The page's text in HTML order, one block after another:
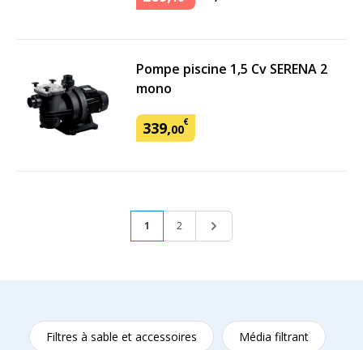
Pompe piscine 1,5 Cv SERENA 2
mono
339,00€
PageVous lisez actuellement la page
1 Page
2 Page
Filtres à sable et accessoires Média filtrant